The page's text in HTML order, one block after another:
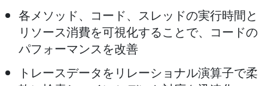
各メソッド、コード、スレッドの実行時間と
リソース消費を可視化することで、コードの
パフォーマンスを改善
トレースデータをリレーショナル演算子で柔